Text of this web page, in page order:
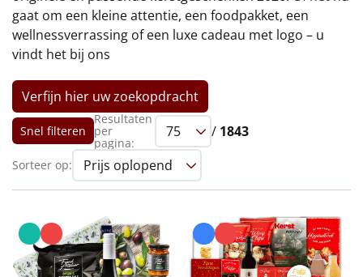
Origineel
Rituals
Luxe
Mannen
Vrouwen
Leuke
gaat om een kleine attentie, een foodpakket, een
wellnessverrassing of een luxe cadeau met logo – u
vindt het bij ons
Verfijn hier uw zoekopdracht
Snel filteren
Resultaten
per
pagina:
/ 1843
Sorteer op: